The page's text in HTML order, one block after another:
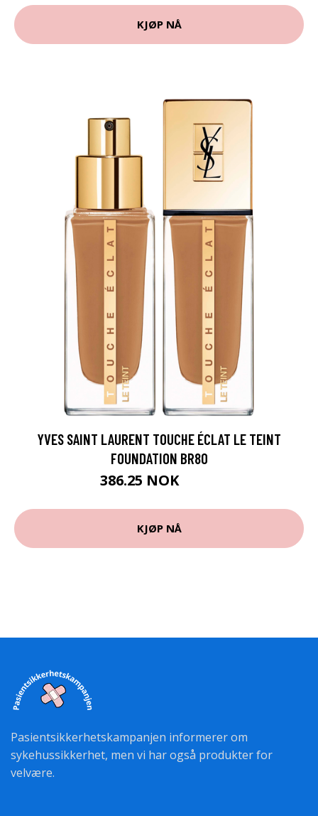
KJØP NÅ
YVES SAINT LAURENT TOUCHE ÉCLAT LE TEINT
FOUNDATION BR80
386.25 NOK
KJØP NÅ
Pasientsikkerhetskampanjen informerer om
sykehussikkerhet, men vi har også produkter for
velvære.